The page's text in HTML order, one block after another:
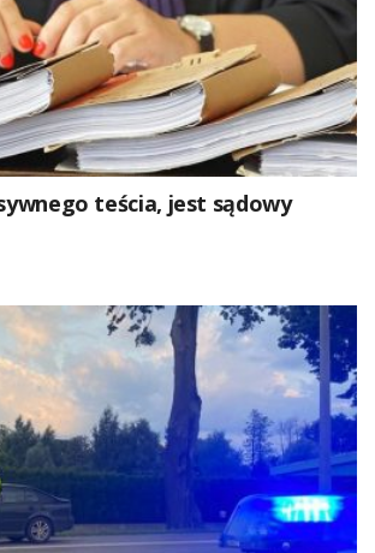
teścia, jest sądowy